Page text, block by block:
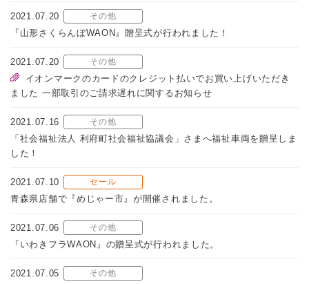
2021.07.20 その他
『山形さくらんぼWAON』贈呈式が行われました！
2021.07.20 その他
イオンマークのカードのクレジット払いでお買い上げいただき
ました 一部取引のご請求遅れに関するお知らせ
2021.07.16 その他
「社会福祉法人 利府町社会福祉協議会」さまへ福祉車両を贈呈しま
した！
2021.07.10 セール
青森県店舗で『めじゃー市』が開催されました。
2021.07.06 その他
『いわきフラWAON』の贈呈式が行われました。
2021.07.05 その他